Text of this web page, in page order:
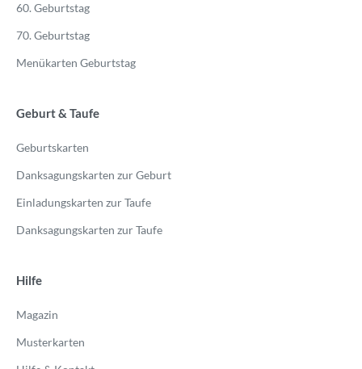
60. Geburtstag
70. Geburtstag
Menükarten Geburtstag
Geburt & Taufe
Geburtskarten
Danksagungskarten zur Geburt
Einladungskarten zur Taufe
Danksagungskarten zur Taufe
Hilfe
Magazin
Musterkarten